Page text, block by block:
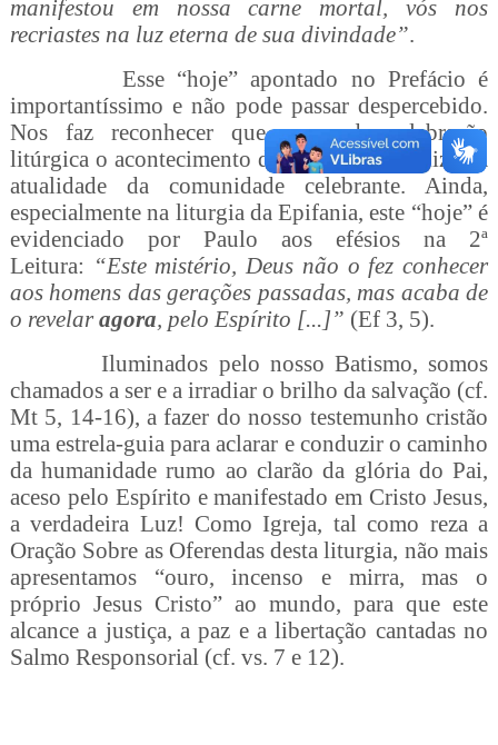
manifestou em nossa carne mortal, vós nos
recriastes na luz eterna de sua divindade”.
Esse “hoje” apontado no Prefácio é
importantíssimo e não pode passar despercebido.
Nos faz reconhecer que em cada celebração
litúrgica o acontecimento da salvação se realiza na
atualidade da comunidade celebrante. Ainda,
especialmente na liturgia da Epifania, este “hoje” é
evidenciado por Paulo aos efésios na 2ª
Leitura: “Este mistério, Deus não o fez conhecer
aos homens das gerações passadas, mas acaba de
o revelaragora, pelo Espírito [...]” (Ef 3, 5).
Iluminados pelo nosso Batismo, somos
chamados a ser e a irradiar o brilho da salvação (cf.
Mt 5, 14-16), a fazer do nosso testemunho cristão
uma estrela-guia para aclarar e conduzir o caminho
da humanidade rumo ao clarão da glória do Pai,
aceso pelo Espírito e manifestado em Cristo Jesus,
a verdadeira Luz! Como Igreja, tal como reza a
Oração Sobre as Oferendas desta liturgia, não mais
apresentamos “ouro, incenso e mirra, mas o
próprio Jesus Cristo” ao mundo, para que este
alcance a justiça, a paz e a libertação cantadas no
Salmo Responsorial (cf. vs. 7 e 12).